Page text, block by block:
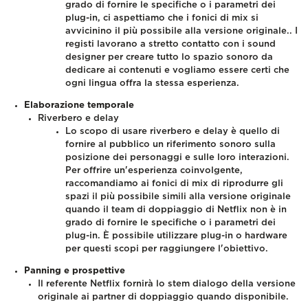
grado di fornire le specifiche o i parametri dei
plug-in, ci aspettiamo che i fonici di mix si
avvicinino il più possibile alla versione originale.. I
registi lavorano a stretto contatto con i sound
designer per creare tutto lo spazio sonoro da
dedicare ai contenuti e vogliamo essere certi che
ogni lingua offra la stessa esperienza.
Elaborazione temporale
Riverbero e delay
Lo scopo di usare riverbero e delay è quello di
fornire al pubblico un riferimento sonoro sulla
posizione dei personaggi e sulle loro interazioni.
Per offrire un'esperienza coinvolgente,
raccomandiamo ai fonici di mix di riprodurre gli
spazi il più possibile simili alla versione originale
quando il team di doppiaggio di Netflix non è in
grado di fornire le specifiche o i parametri dei
plug-in. È possibile utilizzare plug-in o hardware
per questi scopi per raggiungere l'obiettivo.
Panning e prospettive
Il referente Netflix fornirà lo stem dialogo della versione
originale ai partner di doppiaggio quando disponibile.